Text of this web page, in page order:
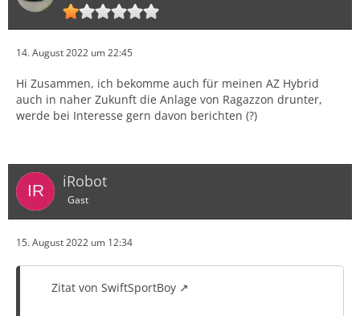
14. August 2022 um 22:45
Hi Zusammen, ich bekomme auch für meinen AZ Hybrid
auch in naher Zukunft die Anlage von Ragazzon drunter,
werde bei Interesse gern davon berichten (?)
iRobot
Gast
15. August 2022 um 12:34
Zitat von SwiftSportBoy